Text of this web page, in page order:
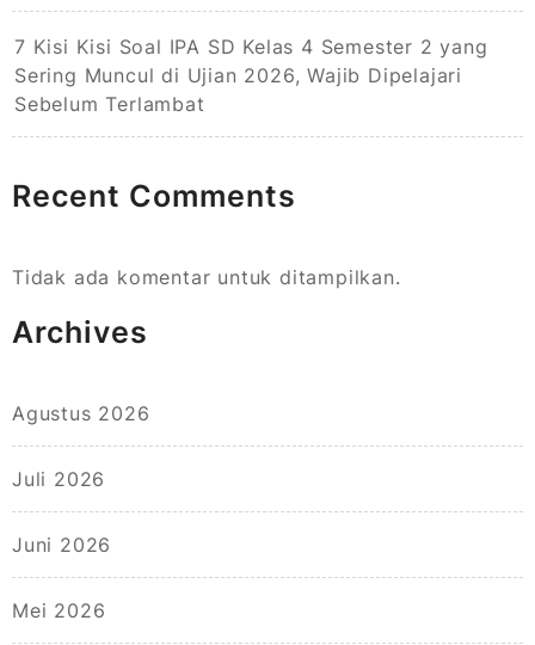
7 Kisi Kisi Soal IPA SD Kelas 4 Semester 2 yang
Sering Muncul di Ujian 2026, Wajib Dipelajari
Sebelum Terlambat
Recent Comments
Tidak ada komentar untuk ditampilkan.
Archives
Agustus 2026
Juli 2026
Juni 2026
Mei 2026